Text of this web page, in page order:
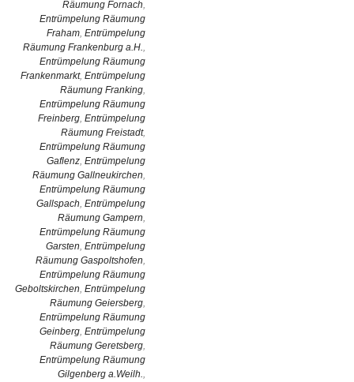
Räumung Fornach,
Entrümpelung Räumung
Fraham, Entrümpelung
Räumung Frankenburg a.H.,
Entrümpelung Räumung
Frankenmarkt, Entrümpelung
Räumung Franking,
Entrümpelung Räumung
Freinberg, Entrümpelung
Räumung Freistadt,
Entrümpelung Räumung
Gaflenz, Entrümpelung
Räumung Gallneukirchen,
Entrümpelung Räumung
Gallspach, Entrümpelung
Räumung Gampern,
Entrümpelung Räumung
Garsten, Entrümpelung
Räumung Gaspoltshofen,
Entrümpelung Räumung
Geboltskirchen, Entrümpelung
Räumung Geiersberg,
Entrümpelung Räumung
Geinberg, Entrümpelung
Räumung Geretsberg,
Entrümpelung Räumung
Gilgenberg a.Weilh.,